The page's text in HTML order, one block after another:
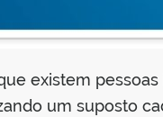
existem
um suposto